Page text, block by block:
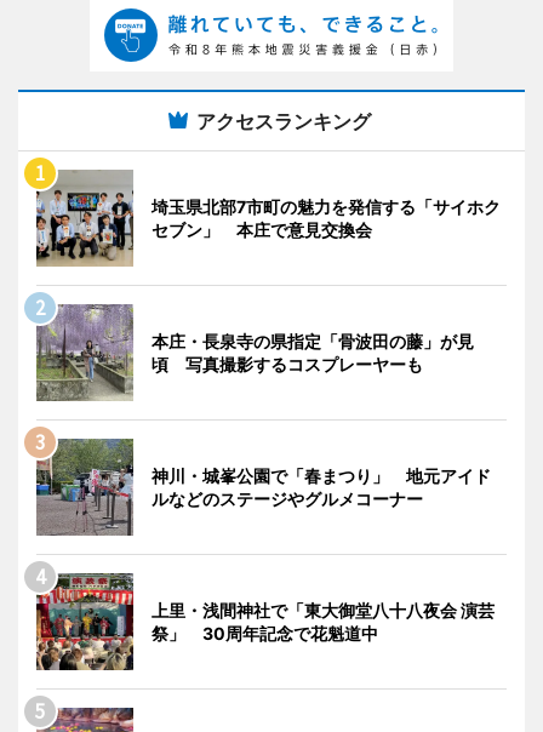
アクセスランキング
埼玉県北部7市町の魅力を発信する「サイホク
セブン」 本庄で意見交換会
本庄・長泉寺の県指定「骨波田の藤」が見
頃 写真撮影するコスプレーヤーも
神川・城峯公園で「春まつり」 地元アイド
ルなどのステージやグルメコーナー
上里・浅間神社で「東大御堂八十八夜会 演芸
祭」 30周年記念で花魁道中